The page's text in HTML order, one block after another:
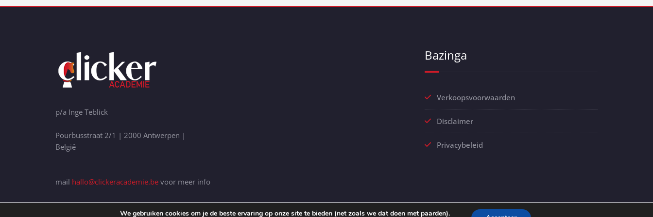
p/a Inge Teblick
Pourbusstraat 2/1 | 2000 Antwerpen |
België
mail hallo@clickeracademie.be voor meer info
Bazinga
Verkoopsvoorwaarden
Disclaimer
Privacybeleid
We gebruiken cookies om je de beste ervaring op onze site te bieden (net zoals we dat doen met paarden).